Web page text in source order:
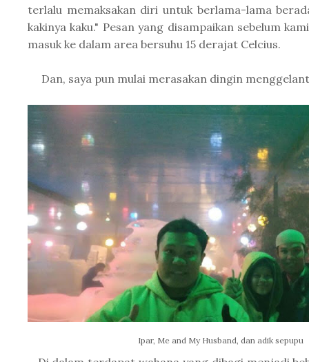
terlalu memaksakan diri untuk berlama-lama
kakinya kaku." Pesan yang disampaikan sebelum
masuk ke dalam area bersuhu 15 derajat Celcius.
Dan, saya pun mulai merasakan dingin
Ipar, Me and My Husband, dan adik sepupu